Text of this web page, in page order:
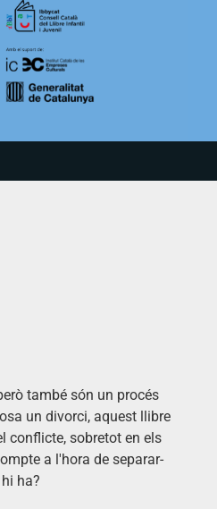
també són un procés
un divorci, aquest llibre
conflicte, sobretot en els
a l'hora de separar-
ha?